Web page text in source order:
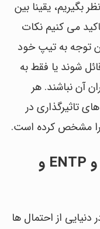
یقینا بین
می کنیم نکات
توجه به تیپ خود
شوند یا فقط به
آن نباشند. هر
تاثیرگذاری در
را مشخص کرده است.
تیپ های شخصیتی ENFP و ENTP و
دنیایی از احتمال ها